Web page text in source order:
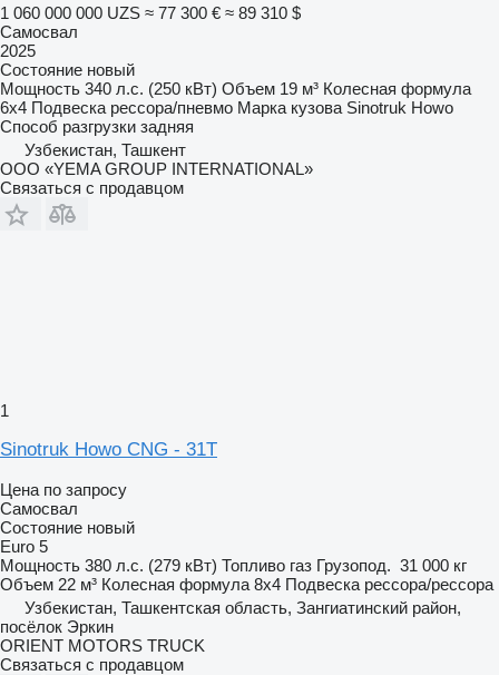
1 060 000 000 UZS ≈ 77 300 € ≈ 89 310 $
Самосвал
2025
Состояние новый
Мощность 340 л.с. (250 кВт) Объем 19 м³ Колесная формула
6x4 Подвеска рессора/пневмо Марка кузова Sinotruk Howo
Способ разгрузки задняя
Узбекистан, Ташкент
ООО «YEMA GROUP INTERNATIONAL»
Связаться с продавцом
1
Sinotruk Howo CNG - 31T
Цена по запросу
Самосвал
Состояние новый
Euro 5
Мощность 380 л.с. (279 кВт) Топливо газ Грузопод. 31 000 кг
Объем 22 м³ Колесная формула 8x4 Подвеска рессора/рессора
Узбекистан, Ташкентская область, Зангиатинский район,
посёлок Эркин
ORIENT MOTORS TRUCK
Связаться с продавцом